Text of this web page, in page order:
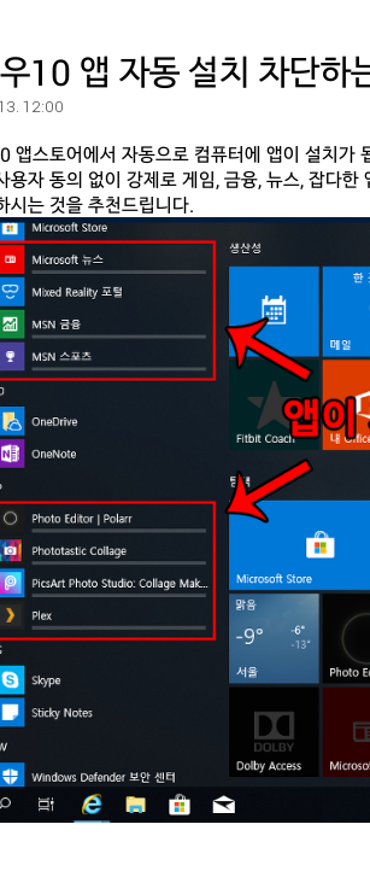
10 앱 자동 설치 차단하
12:00
앱스토어에서 자동으로 컴퓨터에 앱이 설치가
용자 동의 없이 강제로 게임, 금융, 뉴스, 잡다
시는 것을 추천드립니다.